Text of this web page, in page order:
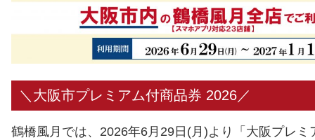
＼大阪市プレミアム付商品券 2026／
鶴橋風月では、2026年6月29日(月)より「大阪プレミ